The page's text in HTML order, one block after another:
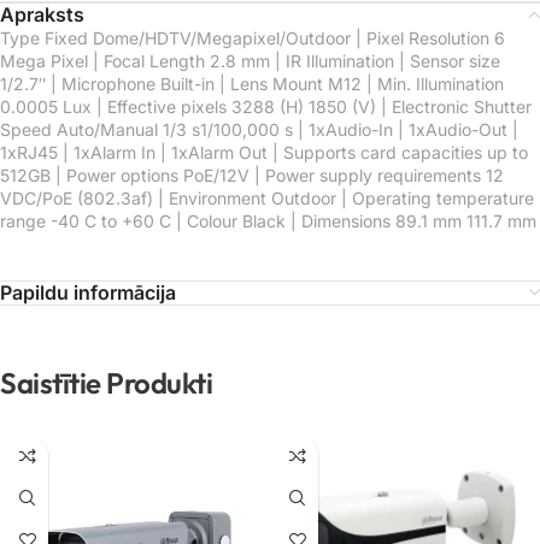
Apraksts
Type Fixed Dome/HDTV/Megapixel/Outdoor | Pixel Resolution 6
Mega Pixel | Focal Length 2.8 mm | IR Illumination | Sensor size
1/2.7″ | Microphone Built-in | Lens Mount M12 | Min. Illumination
0.0005 Lux | Effective pixels 3288 (H) 1850 (V) | Electronic Shutter
Speed Auto/Manual 1/3 s1/100,000 s | 1xAudio-In | 1xAudio-Out |
1xRJ45 | 1xAlarm In | 1xAlarm Out | Supports card capacities up to
512GB | Power options PoE/12V | Power supply requirements 12
VDC/PoE (802.3af) | Environment Outdoor | Operating temperature
range -40 C to +60 C | Colour Black | Dimensions 89.1 mm 111.7 mm
Papildu informācija
Saistītie Produkti